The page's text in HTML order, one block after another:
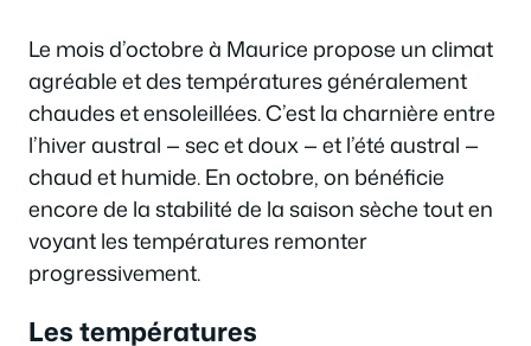
Le mois d’octobre à Maurice propose un climat
agréable et des températures généralement
chaudes et ensoleillées. C’est la charnière entre
l’hiver austral — sec et doux — et l’été austral —
chaud et humide. En octobre, on bénéficie
encore de la stabilité de la saison sèche tout en
voyant les températures remonter
progressivement.
Les températures